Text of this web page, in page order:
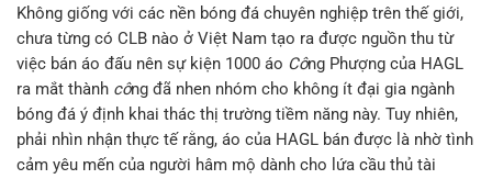
Không giống với các nền bóng đá chuyên nghiệp trên thế giới,
chưa từng có CLB nào ở Việt Nam tạo ra được nguồn thu từ
việc bán áo đấu nên sự kiện 1000 áo Công Phượng của HAGL
ra mắt thành công đã nhen nhóm cho không ít đại gia ngành
bóng đá ý định khai thác thị trường tiềm năng này. Tuy nhiên,
phải nhìn nhận thực tế rằng, áo của HAGL bán được là nhờ tình
cảm yêu mến của người hâm mộ dành cho lứa cầu thủ tài